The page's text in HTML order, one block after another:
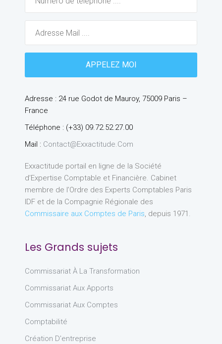
Adresse : 24 rue Godot de Mauroy, 75009 Paris –
France
Téléphone : (+33) 09.72.52.27.00
Mail : Contact@exxactitude.com
Exxactitude portail en ligne de la Société
d’Expertise Comptable et Financière. Cabinet
membre de l’Ordre des Experts Comptables Paris
IDF et de la Compagnie Régionale des
Commissaire aux Comptes de Paris, depuis 1971.
Les Grands sujets
Commissariat À La Transformation
Commissariat Aux Apports
Commissariat Aux Comptes
Comptabilité
Création D'entreprise